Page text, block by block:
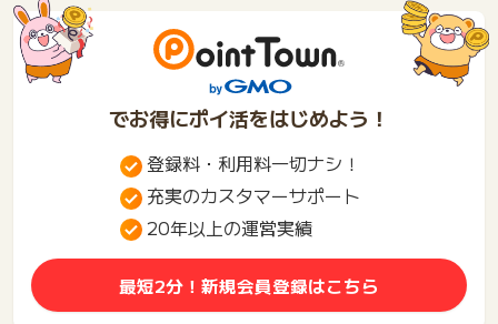
でお得にポイ活をはじめよう！
登録料・利用料一切ナシ！
充実のカスタマーサポート
20年以上の運営実績
最短2分！新規会員登録はこちら